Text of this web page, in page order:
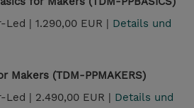
Led | 1.290,00 EUR | Details und
Makers (TDM-PPMAKERS)
Led | 2.490,00 EUR | Details und